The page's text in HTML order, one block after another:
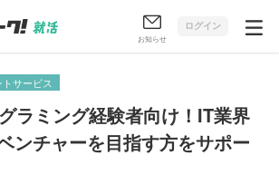
お知らせ
ログイン
サービス
ラミング経験者向け！IT業界
ンチャーを目指す方をサポー